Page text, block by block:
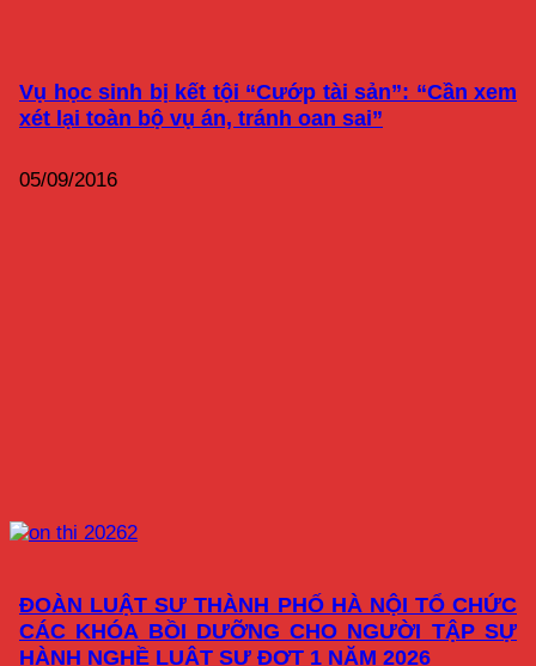
Vụ học sinh bị kết tội “Cướp tài sản”: “Cần xem
xét lại toàn bộ vụ án, tránh oan sai”
05/09/2016
ĐOÀN LUẬT SƯ THÀNH PHỐ HÀ NỘI TỔ CHỨC
CÁC KHÓA BỒI DƯỠNG CHO NGƯỜI TẬP SỰ
HÀNH NGHỀ LUẬT SƯ ĐỢT 1 NĂM 2026